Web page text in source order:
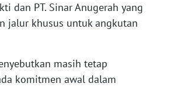
dan PT. Sinar Anugerah yang
jalur khusus untuk angkutan
masih tetap
komitmen awal dalam